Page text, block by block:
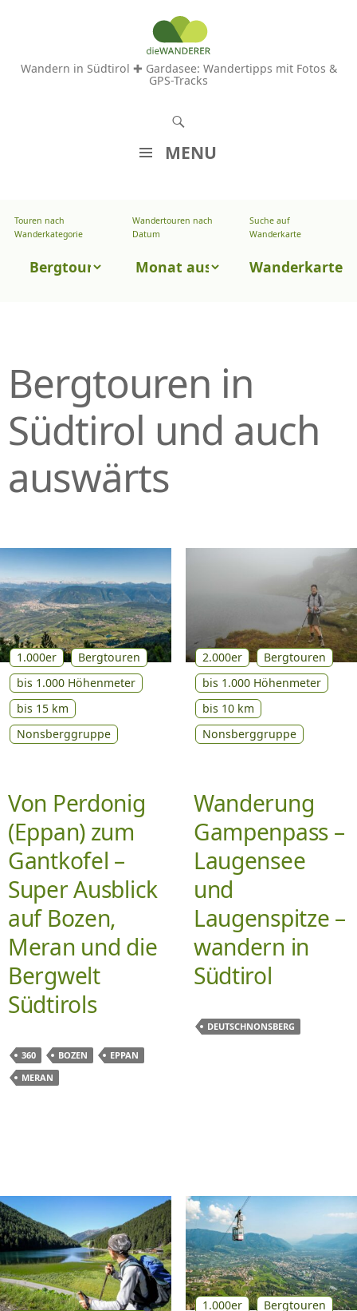
Wandern in Südtirol ✚ Gardasee: Wandertipps mit Fotos &
GPS-Tracks
MENU
M
R
N
G
N
Touren nach
Wanderkategorie
Touren
Wandertouren nach
Datum
Wandertouren
Datum
Suche auf
Wanderkarte
Wanderkarte
Bergtouren in
Südtirol und auch
auswärts
1.000er
Bergtouren
bis 1.000 Höhenmeter
bis 15 km
Nonsberggruppe
Von Perdonig
(Eppan) zum
Gantkofel –
Super Ausblick
auf Bozen,
Meran und die
Bergwelt
Südtirols
360 BOZEN
EPPAN
MERAN
2.000er
Bergtouren
bis 1.000 Höhenmeter
bis 10 km
Nonsberggruppe
Wanderung
Gampenpass –
Laugensee
und
Laugenspitze –
wandern in
Südtirol
DEUTSCHNONSBERG
1.000er
Bergtouren